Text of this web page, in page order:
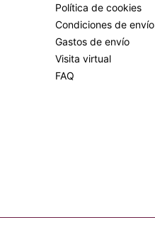
Política de cookies
Condiciones de envío
Gastos de envío
Visita virtual
FAQ